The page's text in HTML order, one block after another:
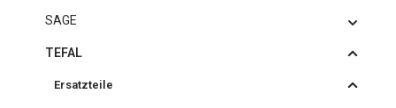
SAGE
TEFAL
Ersatzteile